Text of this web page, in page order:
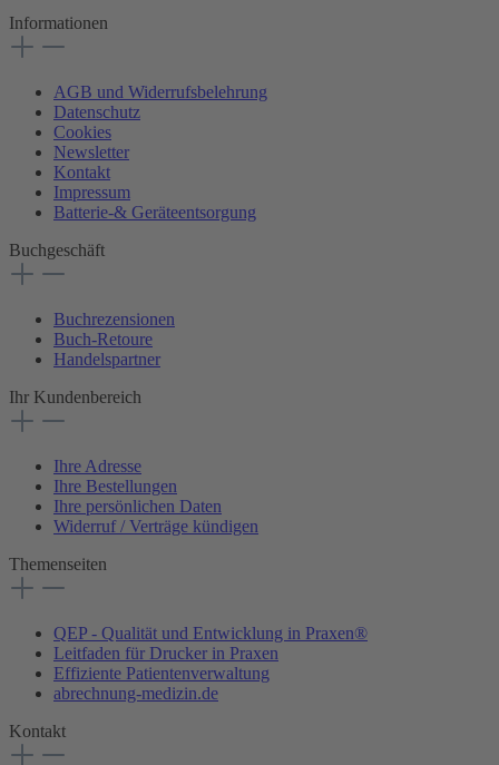
Informationen
AGB und Widerrufsbelehrung
Datenschutz
Cookies
Newsletter
Kontakt
Impressum
Batterie-& Geräteentsorgung
Buchgeschäft
Buchrezensionen
Buch-Retoure
Handelspartner
Ihr Kundenbereich
Ihre Adresse
Ihre Bestellungen
Ihre persönlichen Daten
Widerruf / Verträge kündigen
Themenseiten
QEP - Qualität und Entwicklung in Praxen®
Leitfaden für Drucker in Praxen
Effiziente Patientenverwaltung
abrechnung-medizin.de
Kontakt